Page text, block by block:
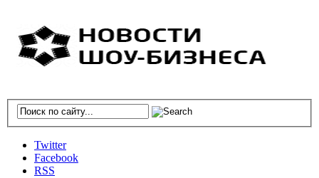
Twitter
Facebook
RSS